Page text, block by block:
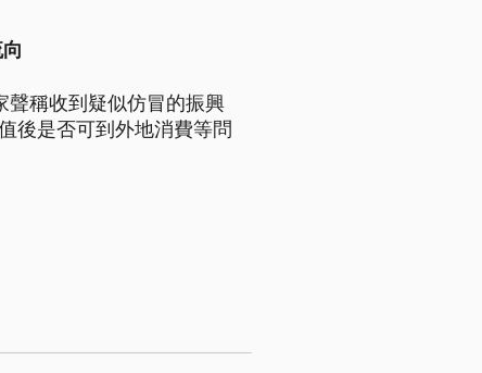
聲稱收到疑似仿冒的振興
後是否可到外地消費等問